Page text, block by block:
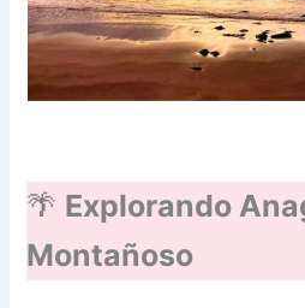
🌴 Explorando
Montañoso